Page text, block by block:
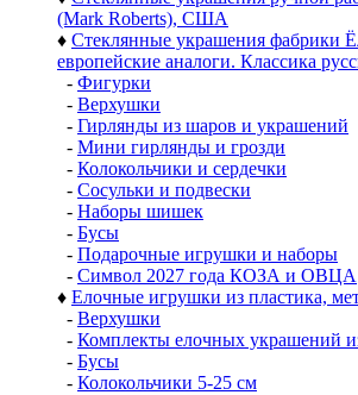
(Mark Roberts), США
♦ Стеклянные украшения фабрики
европейские аналоги. Классика
- Фигурки
- Верхушки
- Гирлянды из шаров и украшений
- Мини гирлянды и грозди
- Колокольчики и сердечки
- Сосульки и подвески
- Наборы шишек
- Бусы
- Подарочные игрушки и наборы
- Символ 2027 года КОЗА и ОВЦА
♦ Елочные игрушки из пластика,
- Верхушки
- Комплекты елочных украшений
- Бусы
- Колокольчики 5-25 см